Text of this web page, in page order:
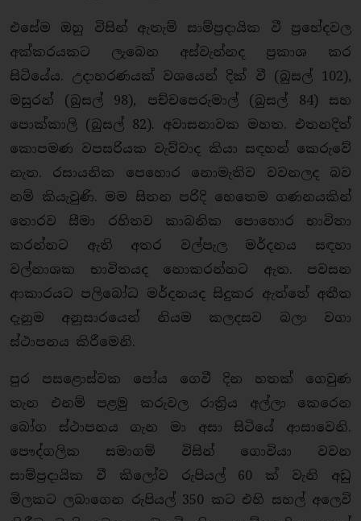
එසේම ඔහු විසින් ඇතැම් සාම්ප්‍රදායික වී ප්‍රභේදවල
අක්කරයකට ලැබෙන අස්වැන්නද ප්‍රකාශ කර
සිටියේය. උදාහරණයක් වශයෙන් දික් වී (බුසල් 102),
මසුරන් (බුසල් 98), පච්චපෙරුමාල් (බුසල් 84) සහ
පොක්කාලි (බුසල් 82). අවාසනාවක මහත. එතනදිත්
කොපමණ වපසරියක වැව්වාද කියා සඳහන් කෙරුවේ
නැත. රසායනික පෙහොර නොමැතිව වවනලද බව
නම් කියැවුණි. මම සිතන පරිදි හෙතෙම ගණනයකින්
තොරව සීමා රහිතව කාබනික පොහොර භාවිතා
කරන්නට ඇති අතර වල්පැල මර්දනය සඳහා
වල්නාශක භාවිතයද නොකරන්නට ඇත. පවසන
ආකාරයට පලිබෝධ මර්දනයද සිදුකර ඇත්තේ අතීත
දැනුම අනුසාරයෙන් නියම කලදසව බලා වගා
ස්ථාපනය කිරීමෙනි.
පුර පසළොස්වක පෝය ගෙවී දින හතක් ගෙවුණ
තැන එනම් පළමු කරුවල රාත්‍රිය අල්ලා කෙරෙන
බෝග ස්ථාපනය ගැන මා අසා සිටියේ ආසාවෙනි.
පෞද්ගලික සමාගම් විසින් ගොවියා වවන
සාම්ප්‍රදායික වී කිලෝව රුපියල් 60 ක් වැනි අඩු
මිලකට ලබාගෙන රුපියල් 350 කට එහි සහල් අලෙවි